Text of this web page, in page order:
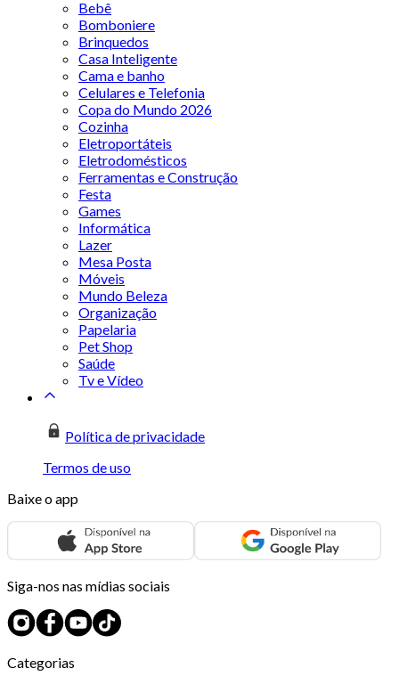
Bebê
Bomboniere
Brinquedos
Casa Inteligente
Cama e banho
Celulares e Telefonia
Copa do Mundo 2026
Cozinha
Eletroportáteis
Eletrodomésticos
Ferramentas e Construção
Festa
Games
Informática
Lazer
Mesa Posta
Móveis
Mundo Beleza
Organização
Papelaria
Pet Shop
Saúde
Tv e Vídeo
Política de privacidade
Termos de uso
Baixe o app
Siga-nos nas mídias sociais
Categorias